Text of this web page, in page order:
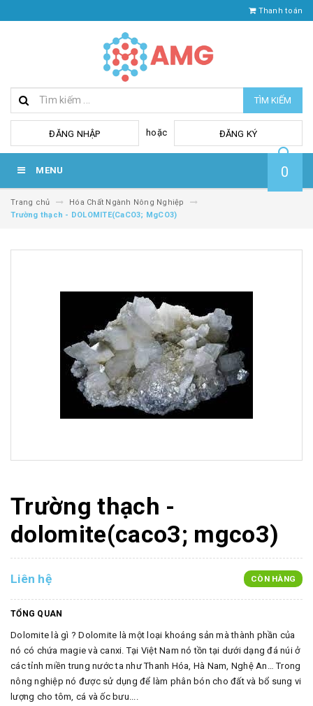
Thanh toán
TÌM KIẾM
ĐĂNG NHẬP hoặc ĐĂNG KÝ
MENU 0
Trang chủ
Hóa Chất Ngành Nông Nghiệp
Trường thạch - DOLOMITE(CaCO3; MgCO3)
Trường thạch -
dolomite(caco3; mgco3)
Liên hệ CÒN HÀNG
TỔNG QUAN
Dolomite là gì ? Dolomite là một loại khoáng sản mà thành phần của
nó có chứa magie và canxi. Tại Việt Nam nó tồn tại dưới dạng đá núi ở
các tỉnh miền trung nước ta như Thanh Hóa, Hà Nam, Nghệ An… Trong
nông nghiệp nó được sử dụng để làm phân bón cho đất và bổ sung vi
lượng cho tôm, cá và ốc bưu....